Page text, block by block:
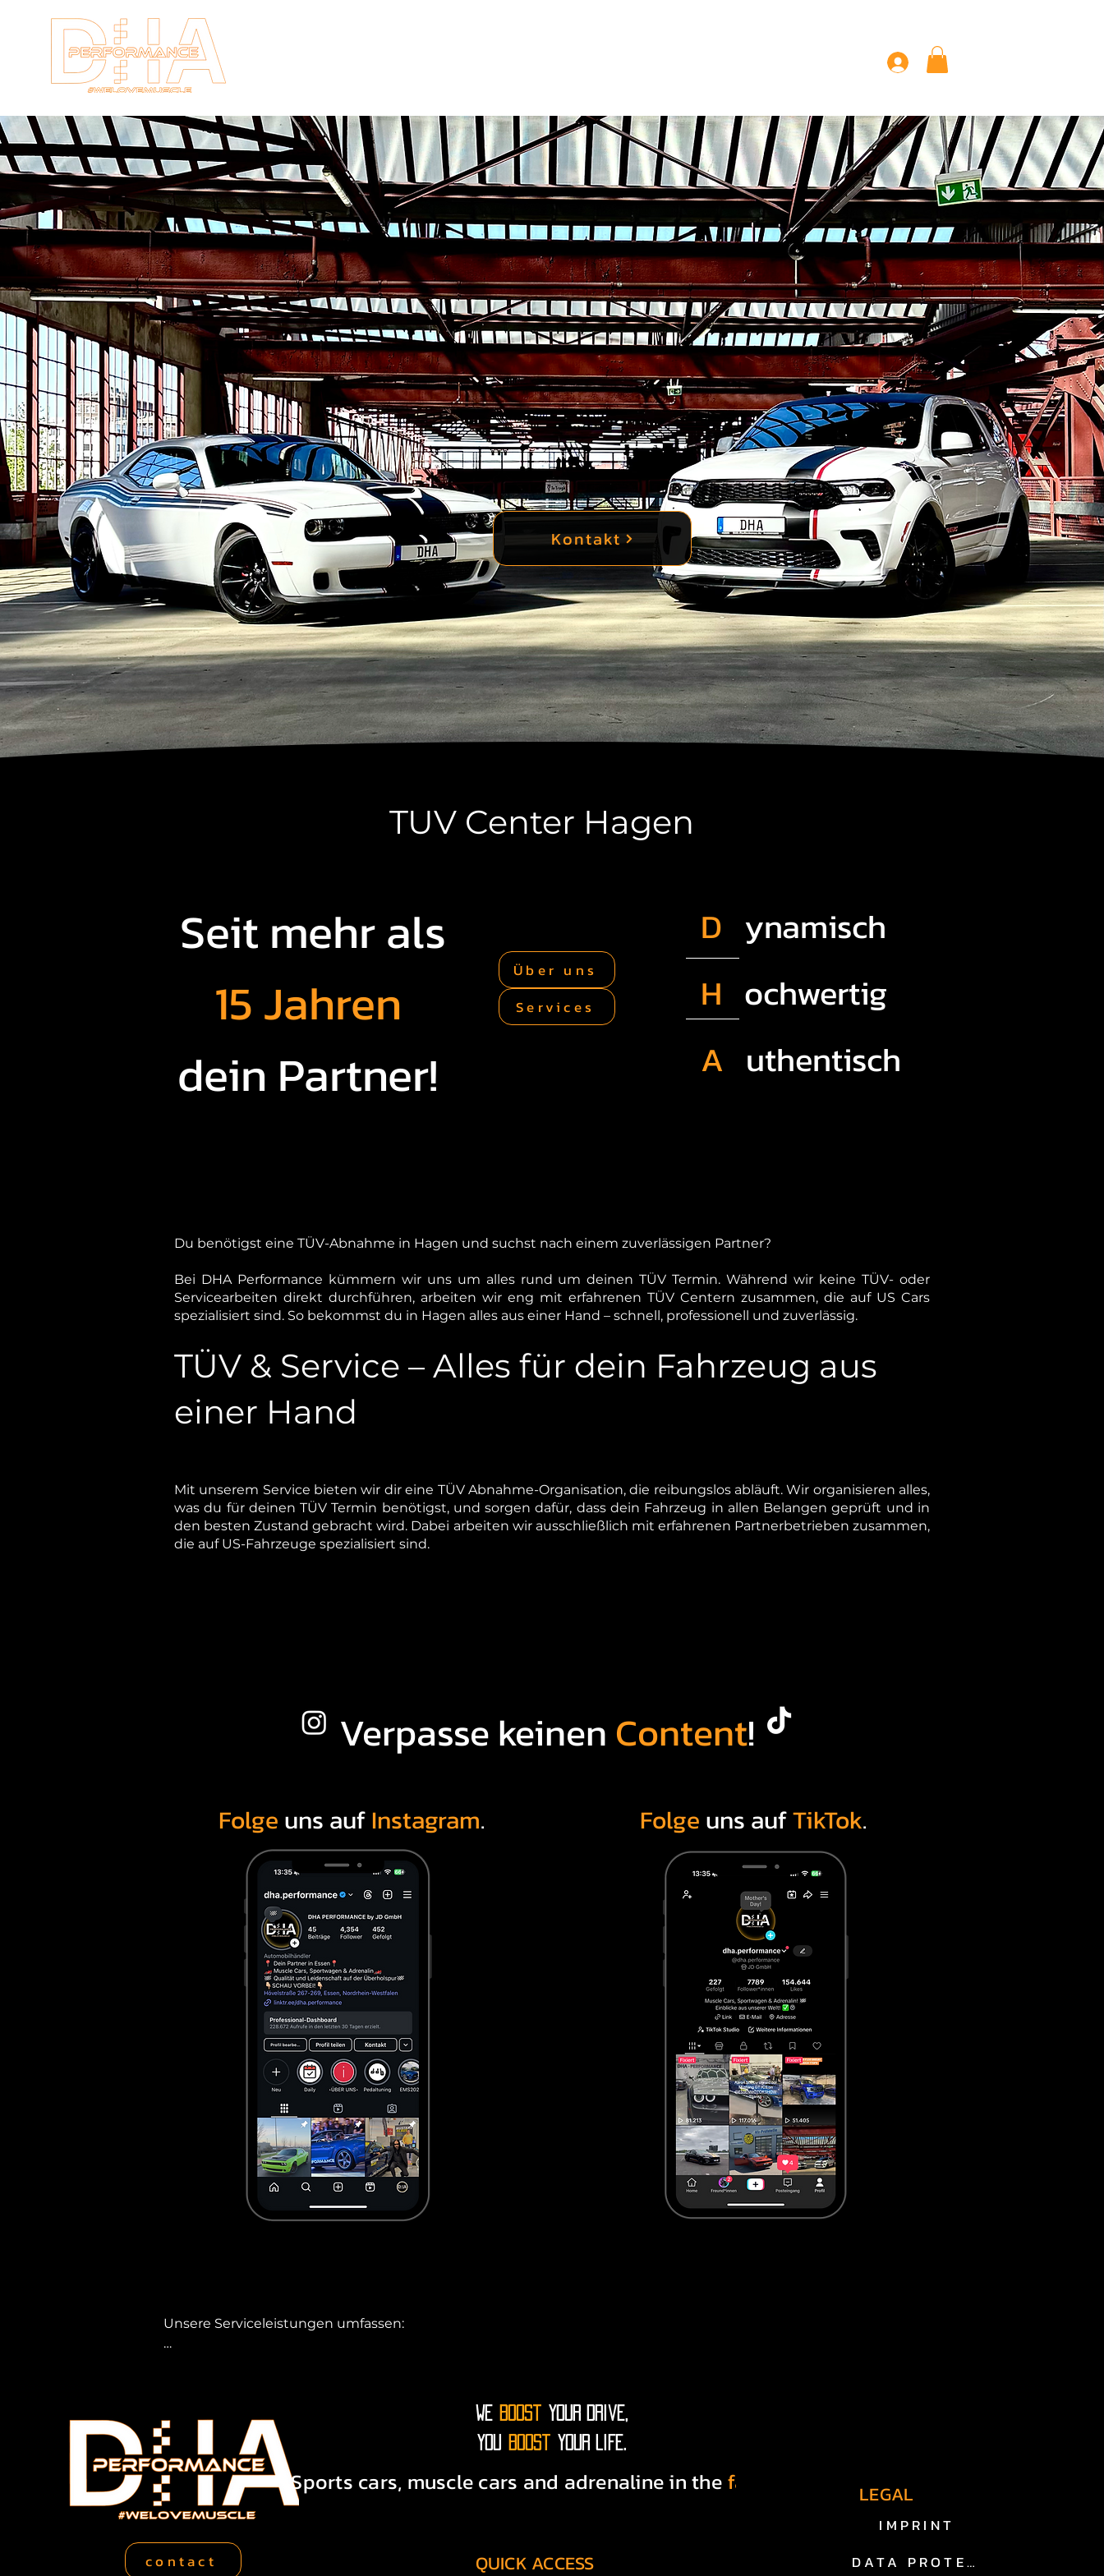
Kontakt
TUV Center Hagen
Seit mehr als
15 Jahren
dein Partner!
Über uns
Services
D ynamisch
H ochwertig
A uthentisch
Du benötigst eine TÜV-Abnahme in Hagen und suchst nach einem zuverlässigen Partner?
Bei DHA Performance kümmern wir uns um alles rund um deinen TÜV Termin. Während wir keine TÜV- oder
Servicearbeiten direkt durchführen, arbeiten wir eng mit erfahrenen TÜV Centern zusammen, die auf US Cars
spezialisiert sind. So bekommst du in Hagen alles aus einer Hand – schnell, professionell und zuverlässig.
TÜV & Service – Alles für dein Fahrzeug aus
einer Hand
Mit unserem Service bieten wir dir eine TÜV Abnahme-Organisation, die reibungslos abläuft. Wir organisieren alles,
was du für deinen TÜV Termin benötigst, und sorgen dafür, dass dein Fahrzeug in allen Belangen geprüft und in
den besten Zustand gebracht wird. Dabei arbeiten wir ausschließlich mit erfahrenen Partnerbetrieben zusammen,
die auf US-Fahrzeuge spezialisiert sind.
Verpasse keinen Content!
Folge uns aufInstagram. Folge uns aufTikTok.
Unsere Serviceleistungen umfassen:
Service- und Wartungsarbeiten – Wir koordinieren alle notwendigen Service- und Wartungsarbeiten für dein
Fahrzeug.
Ölverkauf für US-Fahrzeuge – Wenn du ein US-Fahrzeug besitzt, bieten wir dir die passenden Öle und Produkte.
Koordination mit Fachbetrieben – Wir arbeiten mit den besten Fachbetrieben zusammen, die sicherstellen, dass dein
Auto bestens betreut wird.
Warum ein TÜV Center in Hagen?
contact
WE Boost
your drive,
You
boost your life.
Sports cars, muscle cars and adrenaline in thefast lane.
QUICK ACCESS
LEGAL
IMPRINT
DATA PROTECTION